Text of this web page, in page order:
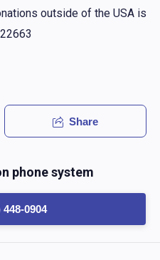
outside of the USA is
Share
phone system
0904